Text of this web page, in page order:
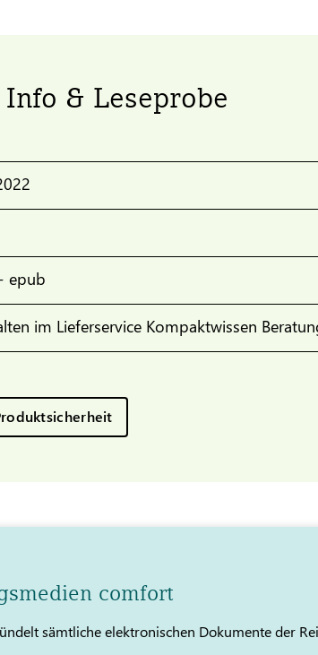
Info & Leseprobe
epub
im Lieferservice Kompaktwissen
comfort
sämtliche elektronischen Dokumente der